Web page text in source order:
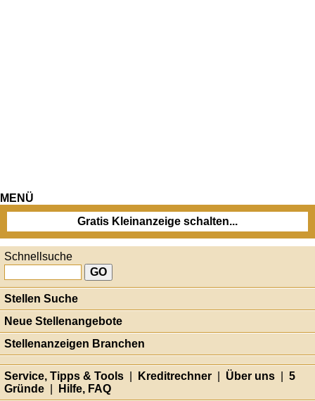
MENÜ
Gratis Kleinanzeige schalten...
Schnellsuche
Stellen Suche
Neue Stellenangebote
Stellenanzeigen Branchen
Service, Tipps & Tools Kreditrechner Über uns
5
Gründe
Hilfe, FAQ